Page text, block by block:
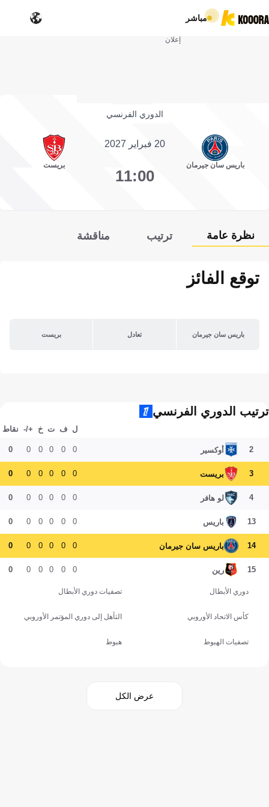
مباشر
إعلان
الدوري الفرنسي
باريس سان جيرمان
20 فبراير 2027
11:00
بريست
نظرة عامة ترتيب مناقشة
توقع الفائز
باريس سان جيرمان تعادل بريست
ترتيب الدوري الفرنسي
ل ف ت خ +/- نقاط
2 أوكسير 0
0
0
0
0
0
3 بريست 0
0
0
0
0
0
4 لو هافر 0
0
0
0
0
0
13 باريس 0
0
0
0
0
0
14 باريس سان جيرمان 0
0
0
0
0
0
15 رين 0
0
0
0
0
0
دوري الأبطال تصفيات دوري الأبطال
كأس الاتحاد الأوروبي التأهل إلى دوري المؤتمر الأوروبي
تصفيات الهبوط هبوط
عرض الكل